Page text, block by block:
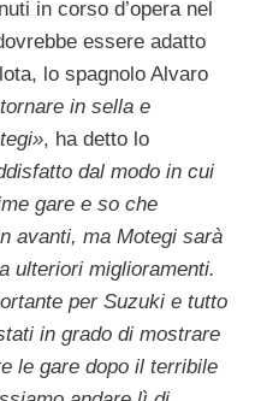
in corso d’opera nel
essere adatto
lo spagnolo Alvaro
in sella e
, ha detto lo
dal modo in cui
gare e so che
avanti, ma Motegi sarà
ulteriori miglioramenti.
per Suzuki e tutto
in grado di mostrare
le gare dopo il terribile